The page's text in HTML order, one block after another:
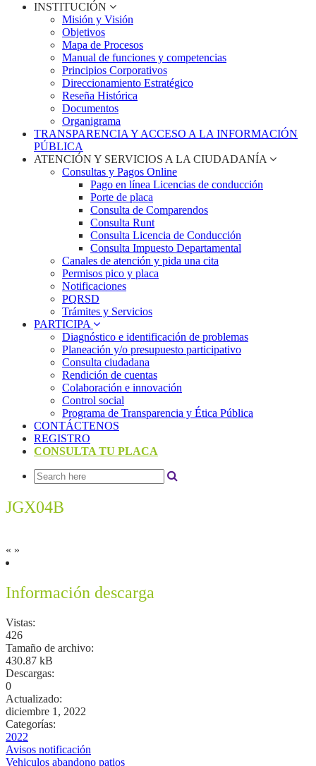
INSTITUCIÓN
Misión y Visión
Objetivos
Mapa de Procesos
Manual de funciones y competencias
Principios Corporativos
Direccionamiento Estratégico
Reseña Histórica
Documentos
Organigrama
TRANSPARENCIA Y ACCESO A LA INFORMACIÓN
PÚBLICA
ATENCIÓN Y SERVICIOS A LA CIUDADANÍA
Consultas y Pagos Online
Pago en línea Licencias de conducción
Porte de placa
Consulta de Comparendos
Consulta Runt
Consulta Licencia de Conducción
Consulta Impuesto Departamental
Canales de atención y pida una cita
Permisos pico y placa
Notificaciones
PQRSD
Trámites y Servicios
PARTICIPA
Diagnóstico e identificación de problemas
Planeación y/o presupuesto participativo​
Consulta ciudadana
Rendición de cuentas
Colaboración e innovación
Control social
Programa de Transparencia y Ética Pública
CONTÁCTENOS
REGISTRO
CONSULTA TU PLACA
JGX04B
« »
Información descarga
Vistas:
426
Tamaño de archivo:
430.87 kB
Descargas:
0
Actualizado:
diciembre 1, 2022
Categorías:
2022
Avisos notificación
Vehiculos abandono patios